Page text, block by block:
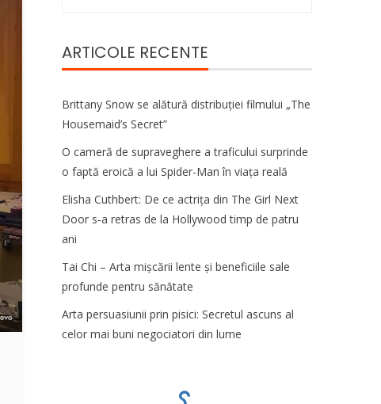
ARTICOLE RECENTE
Brittany Snow se alătură distribuției filmului „The
Housemaid’s Secret”
O cameră de supraveghere a traficului surprinde
o faptă eroică a lui Spider-Man în viața reală
Elisha Cuthbert: De ce actrița din The Girl Next
Door s‑a retras de la Hollywood timp de patru
ani
Tai Chi – Arta mișcării lente și beneficiile sale
profunde pentru sănătate
Arta persuasiunii prin pisici: Secretul ascuns al
celor mai buni negociatori din lume